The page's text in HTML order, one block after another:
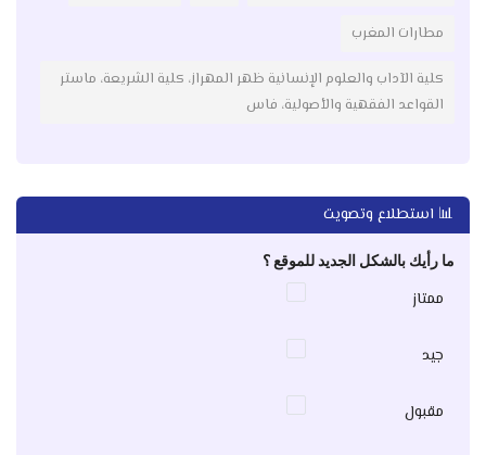
مطارات المغرب
كلية الآداب والعلوم الإنسانية ظهر المهراز، كلية الشريعة، ماستر
القواعد الفقهية والأصولية، فاس
📊 استطلاع وتصويت
ما رأيك بالشكل الجديد للموقع ؟
ممتاز
جيد
مقبول